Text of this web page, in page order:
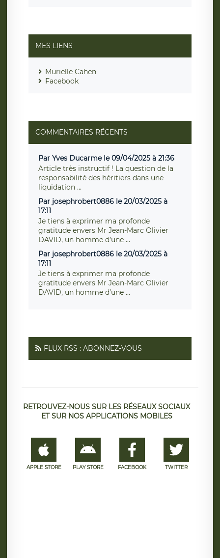
MES LIENS
Murielle Cahen
Facebook
COMMENTAIRES RÉCENTS
Par Yves Ducarme le 09/04/2025 à 21:36
Article très instructif ! La question de la
responsabilité des héritiers dans une
liquidation ...
Par josephrobert0886 le 20/03/2025 à
17:11
Je tiens à exprimer ma profonde
gratitude envers Mr Jean-Marc Olivier
DAVID, un homme d’une ...
Par josephrobert0886 le 20/03/2025 à
17:11
Je tiens à exprimer ma profonde
gratitude envers Mr Jean-Marc Olivier
DAVID, un homme d’une ...
FLUX RSS : ABONNEZ-VOUS
RETROUVEZ-NOUS SUR LES RÉSEAUX SOCIAUX
ET SUR NOS APPLICATIONS MOBILES
APPLE STORE PLAY STORE FACEBOOK TWITTER